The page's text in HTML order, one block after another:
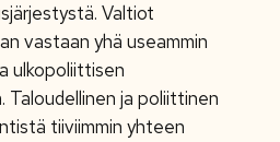
Valtiot
vastaan yhä useammin
ulkopoliittisen
Taloudellinen ja poliittinen
tiiviimmin yhteen